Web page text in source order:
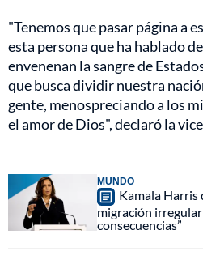
"Tenemos que pasar página a
esta persona que ha hablado
envenenan la sangre de
que busca dividir nuestra
gente, menospreciando a los
el amor de Dios", declaró la
MUNDO
Kamala Harris
migración
consecuencias”